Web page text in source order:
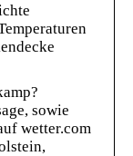
sowie
wetter.com